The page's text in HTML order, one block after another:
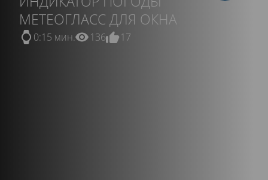
МЕТЕОГЛАСС ДЛЯ ОКНА
0:15 мин. 136 17